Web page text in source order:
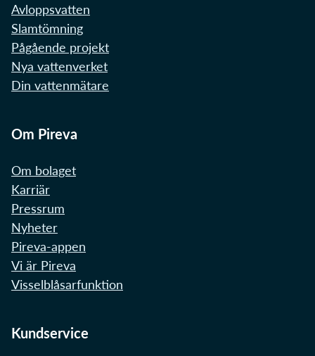
Avloppsvatten
Slamtömning
Pågående projekt
Nya vattenverket
Din vattenmätare
Om Pireva
Om bolaget
Karriär
Pressrum
Nyheter
Pireva-appen
Vi är Pireva
Visselblåsarfunktion
Kundservice